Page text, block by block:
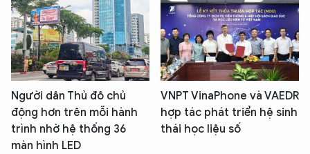
Người dân Thủ đô chủ
động hơn trên mỗi hành
trình nhờ hệ thống 36
màn hình LED
VNPT VinaPhone và VAEDR
hợp tác phát triển hệ sinh
thái học liệu số